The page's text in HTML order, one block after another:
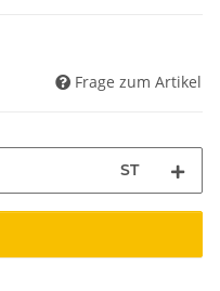
Frage zum Artikel
ST